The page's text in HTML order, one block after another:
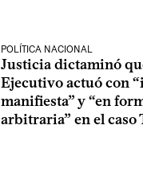
POLÍTICA NACIONAL
Justicia dictaminó
Ejecutivo actuó con
manifiesta” y “en
arbitraria” en el caso